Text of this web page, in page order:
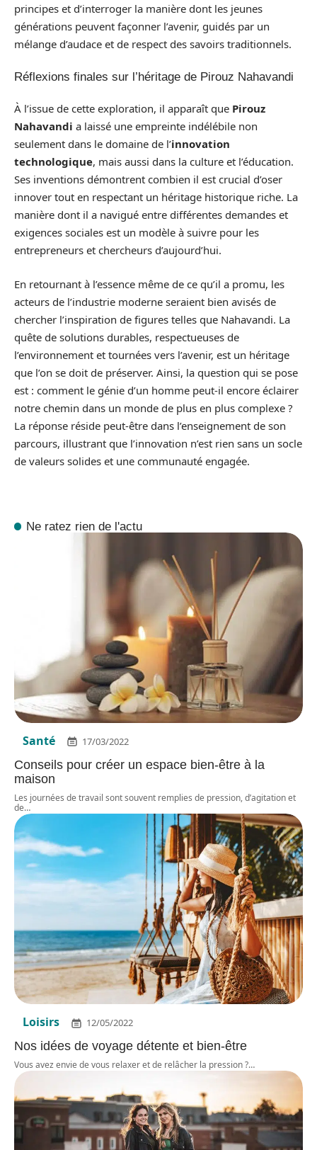
principes et d’interroger la manière dont les jeunes
générations peuvent façonner l’avenir, guidés par un
mélange d’audace et de respect des savoirs traditionnels.
Réflexions finales sur l’héritage de Pirouz Nahavandi
À l’issue de cette exploration, il apparaît que Pirouz
Nahavandi a laissé une empreinte indélébile non
seulement dans le domaine de l’innovation
technologique, mais aussi dans la culture et l’éducation.
Ses inventions démontrent combien il est crucial d’oser
innover tout en respectant un héritage historique riche. La
manière dont il a navigué entre différentes demandes et
exigences sociales est un modèle à suivre pour les
entrepreneurs et chercheurs d’aujourd’hui.
En retournant à l’essence même de ce qu’il a promu, les
acteurs de l’industrie moderne seraient bien avisés de
chercher l’inspiration de figures telles que Nahavandi. La
quête de solutions durables, respectueuses de
l’environnement et tournées vers l’avenir, est un héritage
que l’on se doit de préserver. Ainsi, la question qui se pose
est : comment le génie d’un homme peut-il encore éclairer
notre chemin dans un monde de plus en plus complexe ?
La réponse réside peut-être dans l’enseignement de son
parcours, illustrant que l’innovation n’est rien sans un socle
de valeurs solides et une communauté engagée.
Ne ratez rien de l'actu
Santé 17/03/2022
Conseils pour créer un espace bien-être à la
maison
Les journées de travail sont souvent remplies de pression, d’agitation et
de…
Loisirs 12/05/2022
Nos idées de voyage détente et bien-être
Vous avez envie de vous relaxer et de relâcher la pression ?…